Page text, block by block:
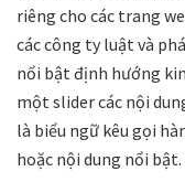
riêng cho các trang
các công ty luật và
nổi bật định hướng
một slider các nội
là biểu ngữ kêu gọi
hoặc nội dung nổi bật.